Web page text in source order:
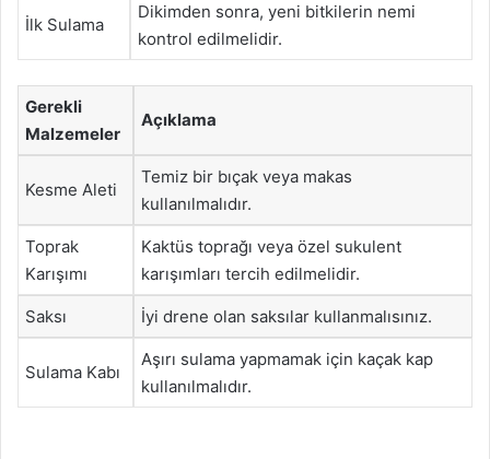
İlk Sulama
Dikimden sonra, yeni bitkilerin nemi
kontrol edilmelidir.
Gerekli
Malzemeler
Açıklama
Kesme Aleti
Temiz bir bıçak veya makas
kullanılmalıdır.
Toprak
Karışımı
Kaktüs toprağı veya özel sukulent
karışımları tercih edilmelidir.
Saksı İyi drene olan saksılar kullanmalısınız.
Sulama Kabı
Aşırı sulama yapmamak için kaçak kap
kullanılmalıdır.